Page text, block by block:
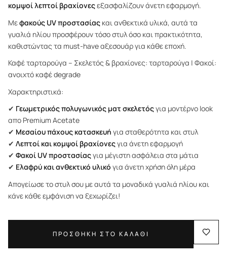
κομψοί λεπτοί βραχίονεςεξασφαλίζουν άνετη εφαρμογή.
Μεφακούς UV προστασίας και ανθεκτικά υλικά, αυτά τα
γυαλιά ηλίου προσφέρουν τόσο στυλ όσο και πρακτικότητα,
καθιστώντας τα must-have αξεσουάρ για κάθε εποχή.
Καφέ ταρταρούγα – Σκελετός & βραχίονες: ταρταρούγα | Φακοί:
ανοιχτό καφέ degrade
Χαρακτηριστικά:
✔ Γεωμετρικός πολυγωνικός ματ σκελετόςγια μοντέρνο look
απο Premium Acetate
✔ Μεσαίου πάχους κατασκευή για σταθερότητα και στυλ
✔ Λεπτοί και κομψοί βραχίονεςγια άνετη εφαρμογή
✔ Φακοί UV προστασίαςγια μέγιστη ασφάλεια στα μάτια
✔ Ελαφρύ και ανθεκτικό υλικό για άνετη χρήση όλη μέρα
Απογείωσε το στυλ σου με αυτά τα μοναδικά γυαλιά ηλίου και
κάνε κάθε εμφάνιση να ξεχωρίζει!
ΠΡΟΣΘΗΚΗ ΣΤΟ ΚΑΛΑΘΙ